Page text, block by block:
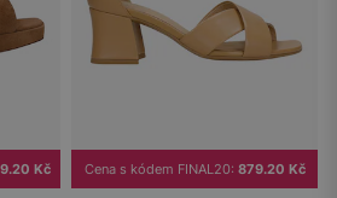
Kč Cena s kódem FINAL20: 879.20 Kč